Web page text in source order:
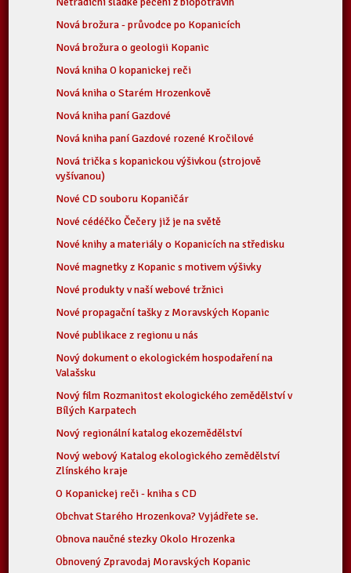
Nová brožura - průvodce po Kopanicích
Nová brožura o geologii Kopanic
Nová kniha O kopanickej reči
Nová kniha o Starém Hrozenkově
Nová kniha paní Gazdové
Nová kniha paní Gazdové rozené Kročilové
Nová trička s kopanickou výšivkou (strojově
vyšívanou)
Nové CD souboru Kopaničár
Nové cédéčko Čečery již je na světě
Nové knihy a materiály o Kopanicích na středisku
Nové magnetky z Kopanic s motivem výšivky
Nové produkty v naší webové tržnici
Nové propagační tašky z Moravských Kopanic
Nové publikace z regionu u nás
Nový dokument o ekologickém hospodaření na
Valašsku
Nový film Rozmanitost ekologického zemědělství v
Bílých Karpatech
Nový regionální katalog ekozemědělství
Nový webový Katalog ekologického zemědělství
Zlínského kraje
O Kopanickej reči - kniha s CD
Obchvat Starého Hrozenkova? Vyjádřete se.
Obnova naučné stezky Okolo Hrozenka
Obnovený Zpravodaj Moravských Kopanic